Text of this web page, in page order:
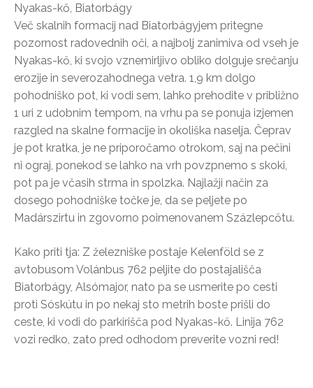
Nyakas-kő, Biatorbágy
Več skalnih formacij nad Biatorbágyjem pritegne
pozornost radovednih oči, a najbolj zanimiva od vseh je
Nyakas-kő, ki svojo vznemirljivo obliko dolguje srečanju
erozije in severozahodnega vetra. 1,9 km dolgo
pohodniško pot, ki vodi sem, lahko prehodite v približno
1 uri z udobnim tempom, na vrhu pa se ponuja izjemen
razgled na skalne formacije in okoliška naselja. Čeprav
je pot kratka, je ne priporočamo otrokom, saj na pečini
ni ograj, ponekod se lahko na vrh povzpnemo s skoki,
pot pa je včasih strma in spolzka. Najlažji način za
dosego pohodniške točke je, da se peljete po
Madárszirtu in zgovorno poimenovanem Százlepcőtu.
Kako priti tja: Z železniške postaje Kelenföld se z
avtobusom Volánbus 762 peljite do postajališča
Biatorbágy, Alsómajor, nato pa se usmerite po cesti
proti Sóskútu in po nekaj sto metrih boste prišli do
ceste, ki vodi do parkirišča pod Nyakas-kő. Linija 762
vozi redko, zato pred odhodom preverite vozni red!